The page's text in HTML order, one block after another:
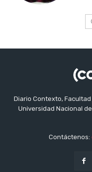
Diario Contexto,
Universidad Nacional
Contáctenos: